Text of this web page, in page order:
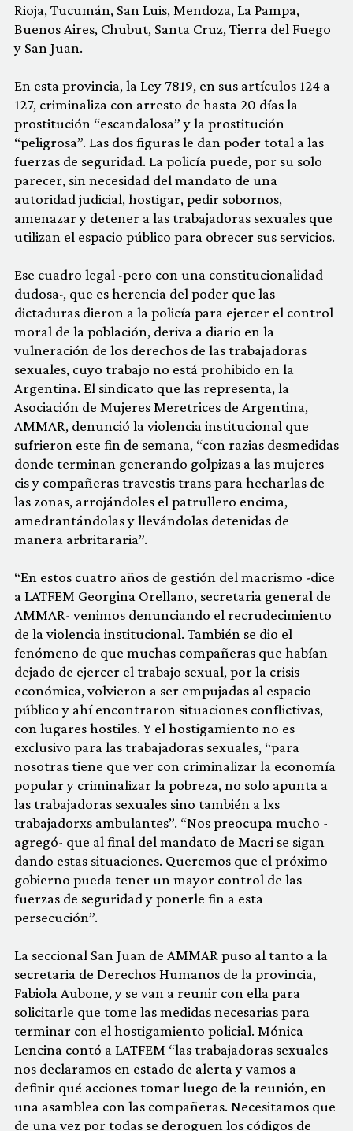
Rioja, Tucumán, San Luis, Mendoza, La Pampa,
Buenos Aires, Chubut, Santa Cruz, Tierra del Fuego
y San Juan.
En esta provincia, la Ley 7819, en sus artículos 124 a
127, criminaliza con arresto de hasta 20 días la
prostitución “escandalosa” y la prostitución
“peligrosa”. Las dos figuras le dan poder total a las
fuerzas de seguridad. La policía puede, por su solo
parecer, sin necesidad del mandato de una
autoridad judicial, hostigar, pedir sobornos,
amenazar y detener a las trabajadoras sexuales que
utilizan el espacio público para obrecer sus servicios.
Ese cuadro legal -pero con una constitucionalidad
dudosa-, que es herencia del poder que las
dictaduras dieron a la policía para ejercer el control
moral de la población, deriva a diario en la
vulneración de los derechos de las trabajadoras
sexuales, cuyo trabajo no está prohibido en la
Argentina. El sindicato que las representa, la
Asociación de Mujeres Meretrices de Argentina,
AMMAR, denunció la violencia institucional que
sufrieron este fin de semana, “con razias desmedidas
donde terminan generando golpizas a las mujeres
cis y compañeras travestis trans para hecharlas de
las zonas, arrojándoles el patrullero encima,
amedrantándolas y llevándolas detenidas de
manera arbritararia”.
“En estos cuatro años de gestión del macrismo -dice
a LATFEM Georgina Orellano, secretaria general de
AMMAR- venimos denunciando el recrudecimiento
de la violencia institucional. También se dio el
fenómeno de que muchas compañeras que habían
dejado de ejercer el trabajo sexual, por la crisis
económica, volvieron a ser empujadas al espacio
público y ahí encontraron situaciones conflictivas,
con lugares hostiles. Y el hostigamiento no es
exclusivo para las trabajadoras sexuales, “para
nosotras tiene que ver con criminalizar la economía
popular y criminalizar la pobreza, no solo apunta a
las trabajadoras sexuales sino también a lxs
trabajadorxs ambulantes”. “Nos preocupa mucho -
agregó- que al final del mandato de Macri se sigan
dando estas situaciones. Queremos que el próximo
gobierno pueda tener un mayor control de las
fuerzas de seguridad y ponerle fin a esta
persecución”.
La seccional San Juan de AMMAR puso al tanto a la
secretaria de Derechos Humanos de la provincia,
Fabiola Aubone, y se van a reunir con ella para
solicitarle que tome las medidas necesarias para
terminar con el hostigamiento policial. Mónica
Lencina contó a LATFEM “las trabajadoras sexuales
nos declaramos en estado de alerta y vamos a
definir qué acciones tomar luego de la reunión, en
una asamblea con las compañeras. Necesitamos que
de una vez por todas se deroguen los códigos de